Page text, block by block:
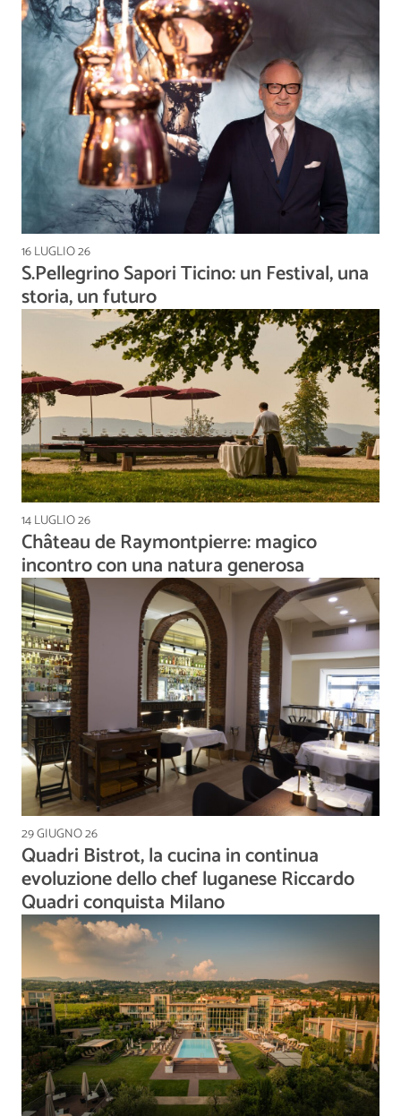
16 LUGLIO 26
S.Pellegrino Sapori Ticino: un Festival, una
storia, un futuro
14 LUGLIO 26
Château de Raymontpierre: magico
incontro con una natura generosa
29 GIUGNO 26
Quadri Bistrot, la cucina in continua
evoluzione dello chef luganese Riccardo
Quadri conquista Milano